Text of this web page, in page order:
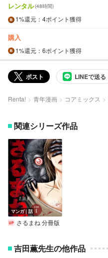
レンタル(48時間)
1%還元 ：4ポイント獲得
購入
1%還元 ：6ポイント獲得
ポスト LINEで送る
Renta! 青年漫画 コアミックス
関連シリーズ作品
マンガ｜話
さるまね 分冊版
吉田薫先生の他作品